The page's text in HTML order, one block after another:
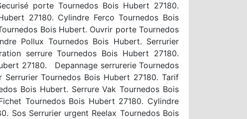
porte Tournedos Bois Hubert 27180.
27180. Cylindre Ferco Tournedos Bois
Bois Hubert. Ouvrir porte Tournedos
Pollux Tournedos Bois Hubert. Serrurier
serrure Tournedos Bois Hubert 27180.
27180. Depannage serrurerie Tournedos
Tournedos Bois Hubert 27180. Tarif
Bois Hubert. Serrure Vak Tournedos Bois
Tournedos Bois Hubert 27180. Cylindre
Sos Serrurier urgent Reelax Tournedos Bois